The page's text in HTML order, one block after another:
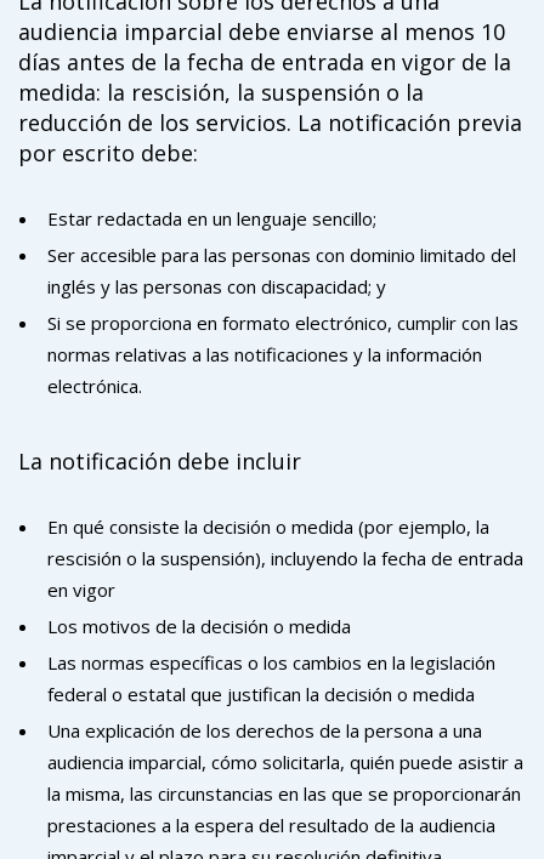
audiencia imparcial debe enviarse al menos 10
días antes de la fecha de entrada en vigor de la
medida: la rescisión, la suspensión o la
reducción de los servicios. La notificación previa
por escrito debe:
Estar redactada en un lenguaje sencillo;
Ser accesible para las personas con dominio limitado del
inglés y las personas con discapacidad; y
Si se proporciona en formato electrónico, cumplir con las
normas relativas a las notificaciones y la información
electrónica.
La notificación debe incluir
En qué consiste la decisión o medida (por ejemplo, la
rescisión o la suspensión), incluyendo la fecha de entrada
en vigor
Los motivos de la decisión o medida
Las normas específicas o los cambios en la legislación
federal o estatal que justifican la decisión o medida
Una explicación de los derechos de la persona a una
audiencia imparcial, cómo solicitarla, quién puede asistir a
la misma, las circunstancias en las que se proporcionarán
prestaciones a la espera del resultado de la audiencia